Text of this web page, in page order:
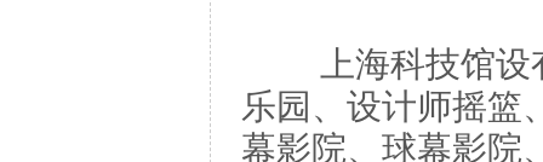
上海科技馆设
乐园、设计师摇篮
幕影院、球幕影院